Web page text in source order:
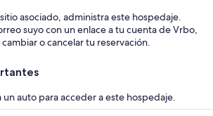
asociado, administra este hospedaje.
suyo con un enlace a tu cuenta de Vrbo,
o cancelar tu reservación.
un auto para acceder a este hospedaje.